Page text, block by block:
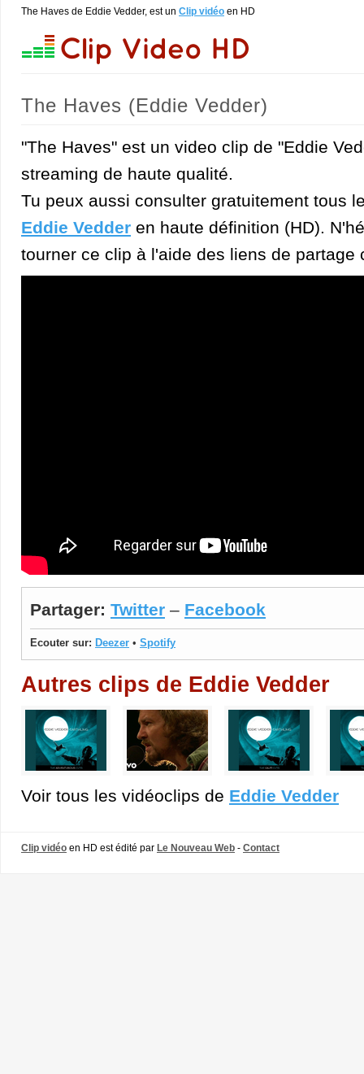
The Haves de Eddie Vedder, est un Clip vidéo en HD
The Haves (Eddie Vedder)
"The Haves" est un video clip de "Eddie
streaming de haute qualité.
Tu peux aussi consulter gratuitement tous
Eddie Vedder en haute définition (HD).
tourner ce clip à l'aide des liens de partage
Partager: Twitter – Facebook
Ecouter sur: Deezer • Spotify
Autres clips de Eddie Vedder
Voir tous les vidéoclips de Eddie Vedder
Clip vidéo en HD est édité par Le Nouveau Web - Contact